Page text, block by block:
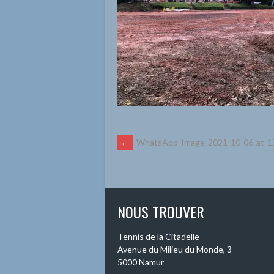
NAVIGATION
DES
ARTICLES
← WhatsApp-Image-2021-10-06-at-
NOUS TROUVER
Tennis de la Citadelle
Avenue du Milieu du Monde, 3
5000 Namur